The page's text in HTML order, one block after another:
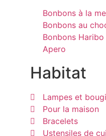
Bonbons à la
Bonbons au
Bonbons Haribo
Apero
Habitat
Lampes et
Pour la maison
Bracelets
Ustensiles de